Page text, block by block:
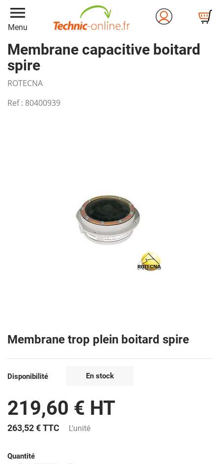
menu
Menu
Membrane capacitive boitard
spire
ROTECNA
Ref : 80400939
Membrane trop plein boitard spire
Disponibilité En stock
219,60 € HT
263,52 €TTC L'unité
Quantité